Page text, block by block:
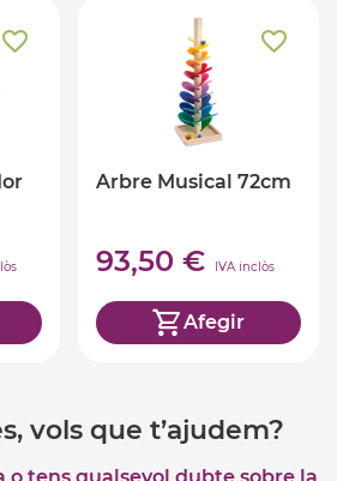
Arbre Musical 72cm
93,50 € IVA inclòs
Afegir
vols que t’ajudem?
o tens qualsevol dubte sobre la